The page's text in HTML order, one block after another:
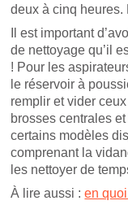
deux à cinq heures.
Il est important
de nettoyage qu’il
! Pour les
le réservoir à
remplir et vider
brosses centrales
certains modèles
comprenant la
les nettoyer de
À lire aussi :en